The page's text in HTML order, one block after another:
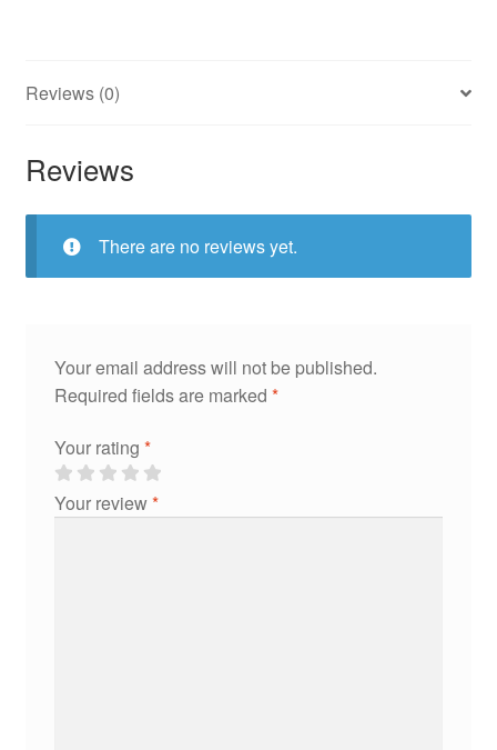
Reviews (0)
Reviews
There are no reviews yet.
Your email address will not be published.
Required fields are marked *
Your rating *
Your review*